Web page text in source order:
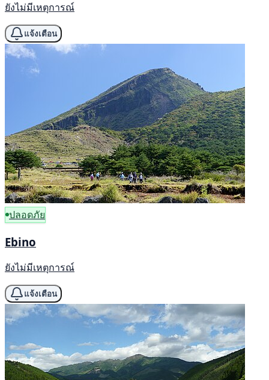
ยังไม่มีเหตุการณ์
แจ้งเตือน
ปลอดภัย
Ebino
ยังไม่มีเหตุการณ์
แจ้งเตือน